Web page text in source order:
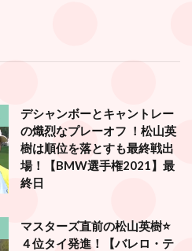
デシャンボーとキャントレー
の熾烈なプレーオフ ！松山英
樹は順位を落とすも最終戦出
場！【BMW選手権2021】最
終日
マスターズ直前の松山英樹⭐️
４位タイ発進！【バレロ・テ